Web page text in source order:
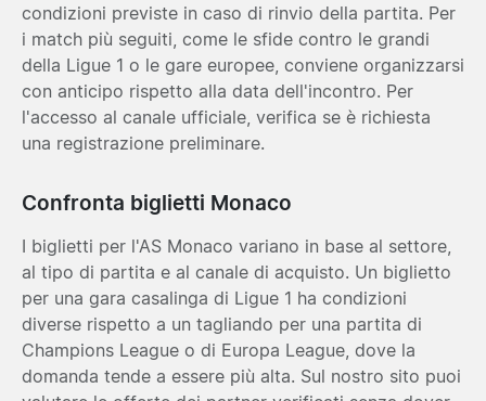
condizioni previste in caso di rinvio della partita. Per
i match più seguiti, come le sfide contro le grandi
della Ligue 1 o le gare europee, conviene organizzarsi
con anticipo rispetto alla data dell'incontro. Per
l'accesso al canale ufficiale, verifica se è richiesta
una registrazione preliminare.
Confronta biglietti Monaco
I biglietti per l'AS Monaco variano in base al settore,
al tipo di partita e al canale di acquisto. Un biglietto
per una gara casalinga di Ligue 1 ha condizioni
diverse rispetto a un tagliando per una partita di
Champions League o di Europa League, dove la
domanda tende a essere più alta. Sul nostro sito puoi